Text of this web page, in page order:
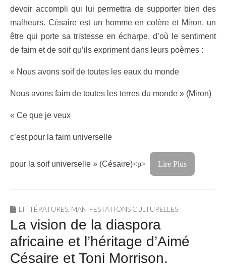
devoir accompli qui lui permettra de supporter bien des
malheurs. Césaire est un homme en colère et Miron, un
être qui porte sa tristesse en écharpe, d’où le sentiment
de faim et de soif qu’ils expriment dans leurs poèmes :
« Nous avons soif de toutes les eaux du monde
Nous avons faim de toutes les terres du monde » (Miron)
« Ce que je veux
c’est pour la faim universelle
pour la soif universelle » (Césaire)<p> Lire Plus
LITTÉRATURES MANIFESTATIONS CULTURELLES
La vision de la diaspora
africaine et l’héritage d’Aimé
Césaire et Toni Morrison.